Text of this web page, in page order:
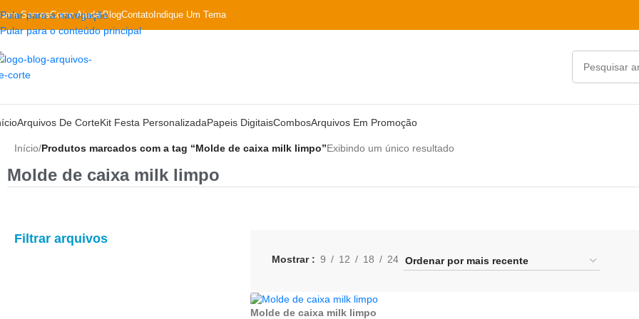
Pular para a navegação
Pular para o conteúdo principal
SomosComo AjudarBlogContato Indique Um Tema
Arquivos De CorteKit Festa PersonalizadaPapeis DigitaisCombosArquivos Em Promoção
Início/Produtos marcados com a tag “Molde de caixa milk limpo”Exibindo um único resultado
Molde de caixa milk limpo
Filtrar arquivos
Mostrar 9 12 18 24
Molde de caixa milk limpo